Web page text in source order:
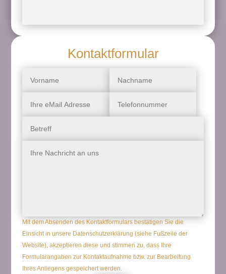
Kontaktformular
Mit dem Absenden des Kontaktformulars bestätigen Sie die
Einsicht in unsere Datenschutzerklärung (siehe Fußzeile der
Website), akzeptieren diese und stimmen zu, dass Ihre
Formularangaben zur Kontaktaufnahme bzw. zur Bearbeitung
Ihres Anliegens gespeichert werden.